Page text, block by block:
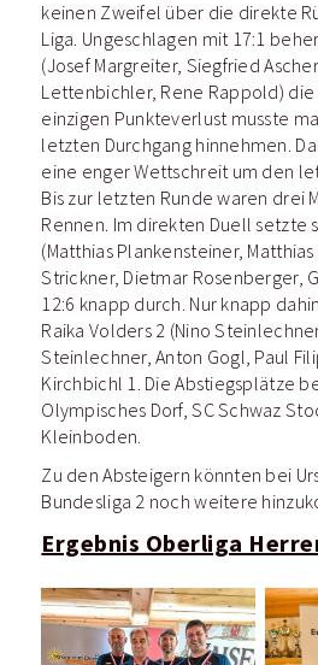
keinen Zweifel über die direkte
Liga. Ungeschlagen mit 17:1
(Josef Margreiter, Siegfried
Lettenbichler, Rene Rappold) die
einzigen Punkteverlust musste
letzten Durchgang hinnehmen.
eine enger Wettschreit um den
Bis zur letzten Runde waren drei
Rennen. Im direkten Duell setzte
(Matthias Plankensteiner,
Strickner, Dietmar Rosenberger,
12:6 knapp durch. Nur knapp
Raika Volders 2 (Nino
Steinlechner, Anton Gogl, Paul
Kirchbichl 1. Die Abstiegsplätze
Olympisches Dorf, SC Schwaz
Kleinboden.
Zu den Absteigern könnten bei
Bundesliga 2 noch weitere
Ergebnis Oberliga